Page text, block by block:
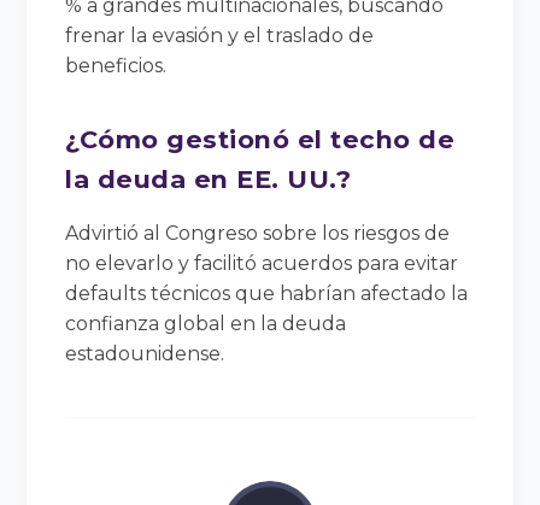
% a grandes multinacionales, buscando
frenar la evasión y el traslado de
beneficios.
¿Cómo gestionó el techo de
la deuda en EE. UU.?
Advirtió al Congreso sobre los riesgos de
no elevarlo y facilitó acuerdos para evitar
defaults técnicos que habrían afectado la
confianza global en la deuda
estadounidense.